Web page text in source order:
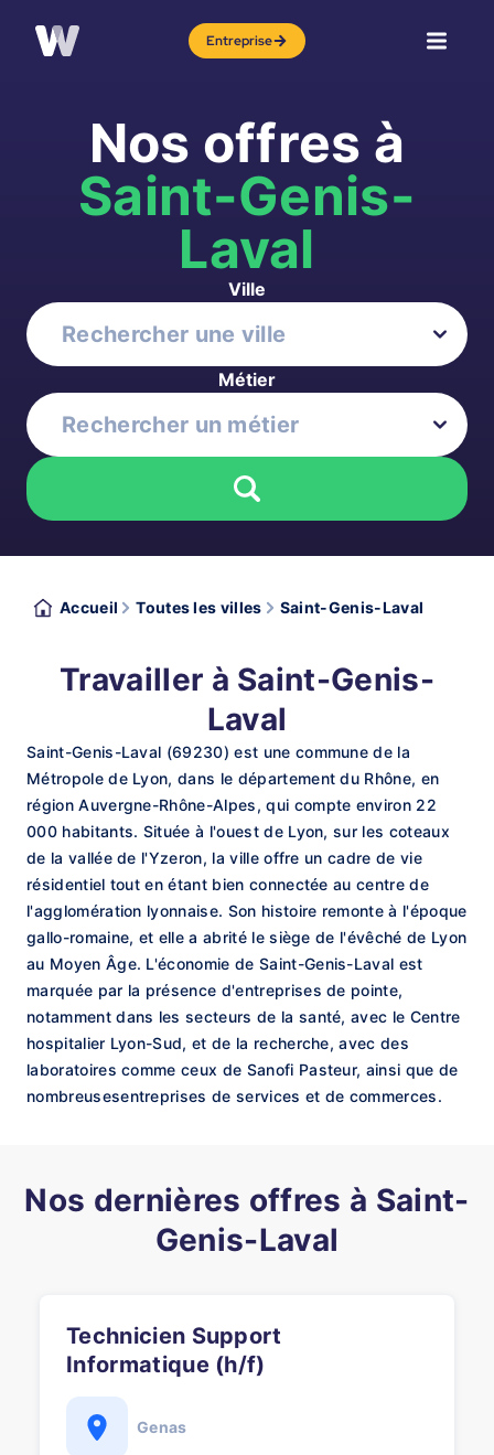
Entreprise
Nos offres à
Saint-Genis-
Laval
Ville
Métier
Accueil Toutes les villes Saint-Genis-Laval
Travailler à Saint-Genis-
Laval
Saint-Genis-Laval (69230) est une commune de la
Métropole de Lyon, dans le département du Rhône, en
région Auvergne-Rhône-Alpes, qui compte environ 22
000 habitants. Située à l'ouest de Lyon, sur les coteaux
de la vallée de l'Yzeron, la ville offre un cadre de vie
résidentiel tout en étant bien connectée au centre de
l'agglomération lyonnaise. Son histoire remonte à l'époque
gallo-romaine, et elle a abrité le siège de l'évêché de Lyon
au Moyen Âge. L'économie de Saint-Genis-Laval est
marquée par la présence d'entreprises de pointe,
notamment dans les secteurs de la santé, avec le Centre
hospitalier Lyon-Sud, et de la recherche, avec des
laboratoires comme ceux de Sanofi Pasteur, ainsi que de
nombreusesentreprises de services et de commerces.
Nos dernières offres à Saint-
Genis-Laval
Technicien Support
Informatique (h/f)
Genas